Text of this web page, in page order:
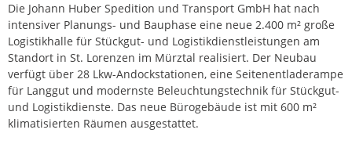
Die Johann Huber Spedition und Transport GmbH hat nach
intensiver Planungs- und Bauphase eine neue 2.400 m² große
Logistikhalle für Stückgut- und Logistikdienstleistungen am
Standort in St. Lorenzen im Mürztal realisiert. Der Neubau
verfügt über 28 Lkw-Andockstationen, eine Seitenentladerampe
für Langgut und modernste Beleuchtungstechnik für Stückgut-
und Logistikdienste. Das neue Bürogebäude ist mit 600 m²
klimatisierten Räumen ausgestattet.